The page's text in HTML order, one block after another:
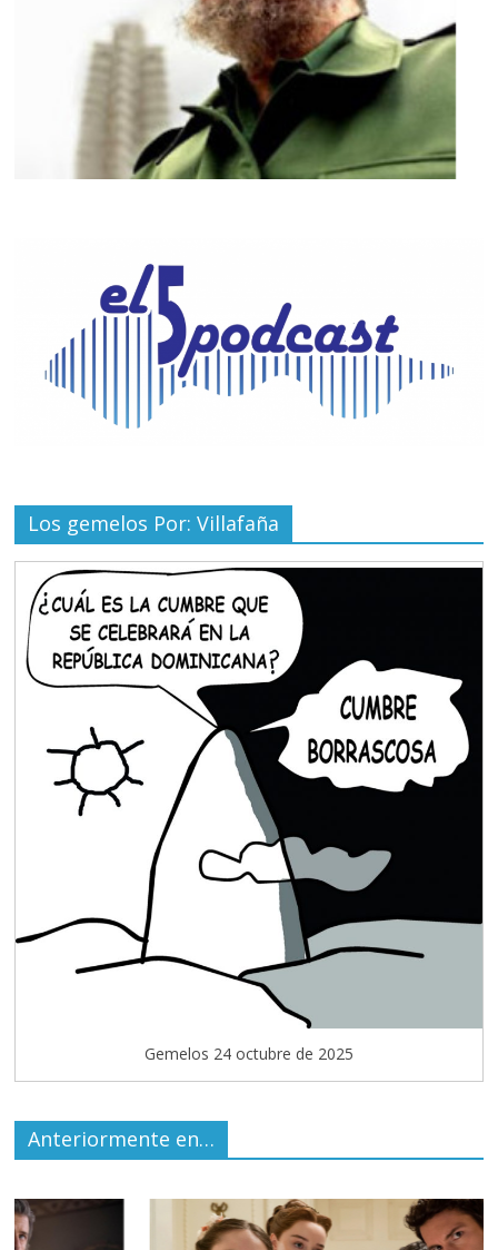
Los gemelos Por: Villafaña
Gemelos 24 octubre de 2025
Anteriormente en…